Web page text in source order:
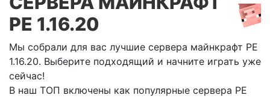
PE 1.16.20
Мы собрали для вас лучшие сервера майнкрафт PE
1.16.20. Выберите подходящий и начните играть уже
сейчас!
В наш ТОП включены как популярные сервера PE